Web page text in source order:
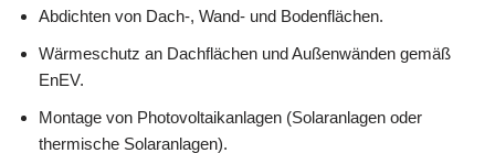
Abdichten von Dach-, Wand- und Bodenflächen.
Wärmeschutz an Dachflächen und Außenwänden gemäß
EnEV.
Montage von Photovoltaikanlagen (Solaranlagen oder
thermische Solaranlagen).